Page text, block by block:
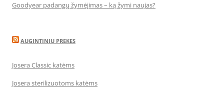
Goodyear padangų žymėjimas – ką žymi naujas?
AUGINTINIU PREKES
Josera Classic katėms
Josera sterilizuotoms katėms